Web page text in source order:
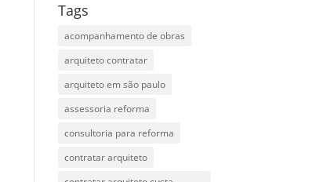
Tags
acompanhamento de obras
arquiteto contratar
arquiteto em são paulo
assessoria reforma
consultoria para reforma
contratar arquiteto